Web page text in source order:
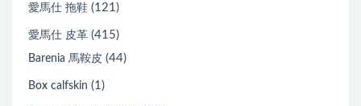
愛馬仕 拖鞋 (121)
愛馬仕 皮革 (415)
Barenia 馬鞍皮 (44)
Box calfskin (1)